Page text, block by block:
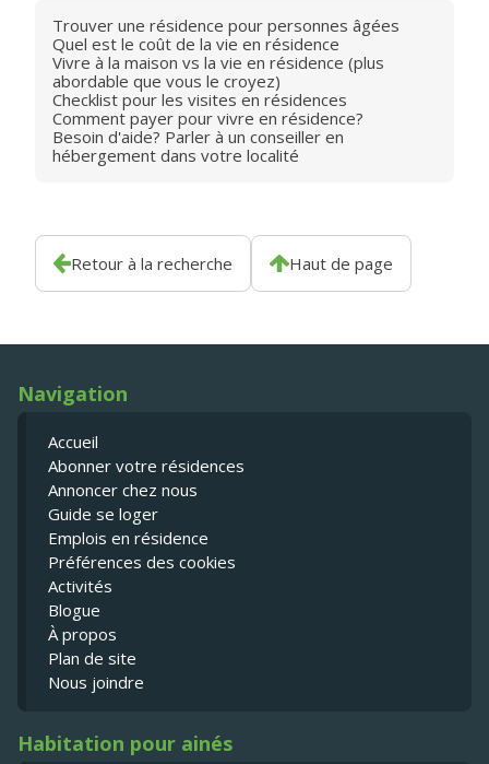
Trouver une résidence pour personnes âgées
Quel est le coût de la vie en résidence
Vivre à la maison vs la vie en résidence (plus
abordable que vous le croyez)
Checklist pour les visites en résidences
Comment payer pour vivre en résidence?
Besoin d'aide? Parler à un conseiller en
hébergement dans votre localité
Retour à la recherche Haut de page
Navigation
Accueil
Abonner votre résidences
Annoncer chez nous
Guide se loger
Emplois en résidence
Préférences des cookies
Activités
Blogue
À propos
Plan de site
Nous joindre
Habitation pour ainés